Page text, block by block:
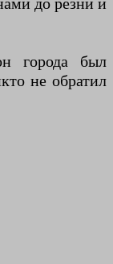
города был
не обратил